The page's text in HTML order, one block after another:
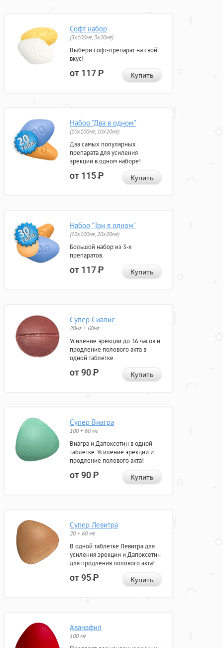
Софт набор
(3x100мг, 3x20мг)
Выбери софт-препарат на свой
вкус!
от 117Р Купить
Набор "Два в одном"
(10x100мг, 10x20мг)
Два самых популярных
препарата для усиления
эрекции в одном наборе!
от 115Р Купить
Набор "Три в одном"
(10x100мг, 20x20мг)
Большой набор из 3-х
препаратов.
от 117Р Купить
Супер Сиалис
20мг + 60мг
Усиление эрекции до 36 часов и
продление полового акта в
одной таблетке.
от 90Р Купить
Супер Виагра
100 + 60 мг
Виагра и Дапоксетин в одной
таблетке. Усиление эрекции и
продление полового акта!
от 90Р Купить
Супер Левитра
20 + 60 мг
В одной таблетке Левитра для
усиления эрекции и Дапоксетин
для продления полового акта!
от 95Р Купить
Аванафил
100 мг